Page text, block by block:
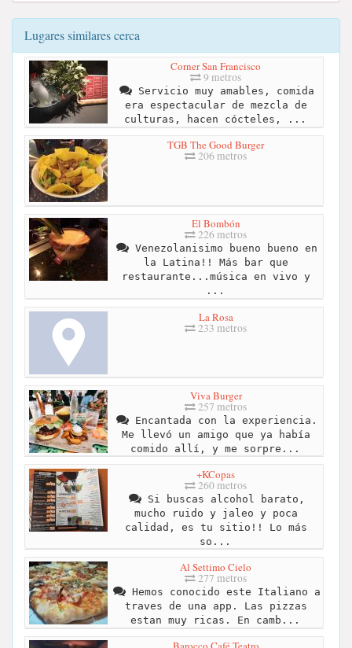
Lugares similares cerca
Corner San Francisco
9 metros
Servicio muy amables, comida
era espectacular de mezcla de
culturas, hacen cócteles, ...
TGB The Good Burger
206 metros
El Bombón
226 metros
Venezolanisimo bueno bueno en
la Latina!! Más bar que
restaurante...música en vivo y
...
La Rosa
233 metros
Viva Burger
257 metros
Encantada con la experiencia.
Me llevó un amigo que ya había
comido allí, y me sorpre...
+KCopas
260 metros
Si buscas alcohol barato,
mucho ruido y jaleo y poca
calidad, es tu sitio!! Lo más
so...
Al Settimo Cielo
277 metros
Hemos conocido este Italiano a
traves de una app. Las pizzas
estan muy ricas. En camb...